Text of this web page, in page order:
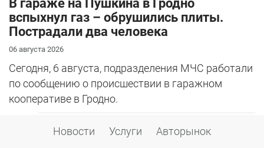
В гараже на Пушкина в Гродно
вспыхнул газ – обрушились плиты.
Пострадали два человека
06 августа 2026
Сегодня, 6 августа, подразделения МЧС работали
по сообщению о происшествии в гаражном
кооперативе в Гродно.
Новости Услуги Авторынок